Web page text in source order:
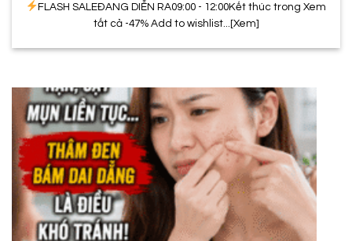
FLASH SALEĐANG DIỄN RA09:00 - 12:00Kết thúc trong Xem
tất cả -47% Add to wishlist...[Xem]